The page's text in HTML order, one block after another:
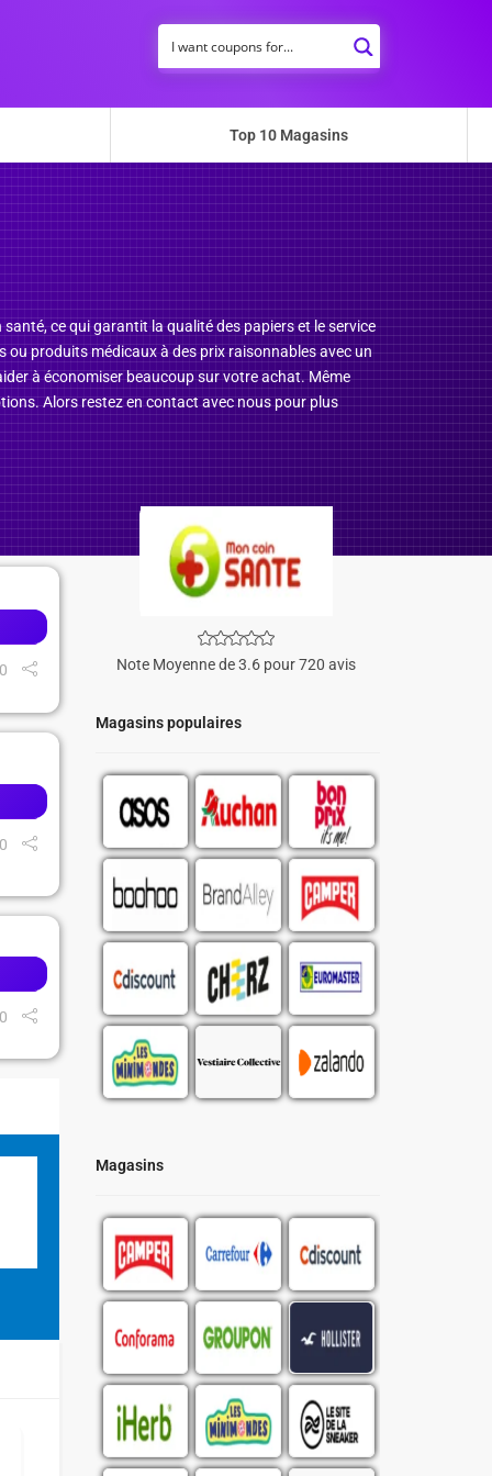
Top 10 Magasins
ce qui garantit la qualité des papiers et le service
produits médicaux à des prix raisonnables avec un
à économiser beaucoup sur votre achat. Même
Alors restez en contact avec nous pour plus
Note Moyenne de 3.6 pour 720 avis
Magasins populaires
Magasins